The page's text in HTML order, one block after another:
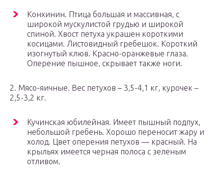
Конхинин. Птица большая и массивная, с
широкой мускулистой грудью и широкой
спиной. Хвост петуха украшен короткими
косицами. Листовидный гребешок. Короткий
изогнутый клюв. Красно-оранжевые глаза.
Оперение пышное, скрывает также ноги.
2. Мясо-яичные. Вес петухов – 3,5-4,1 кг, курочек –
2,5-3,2 кг.
Кучинская юбилейная. Имеет пышный подпух,
небольшой гребень. Хорошо переносит жару и
холод. Цвет оперения петухов — красный. На
крыльях имеется черная полоса с зеленым
отливом.